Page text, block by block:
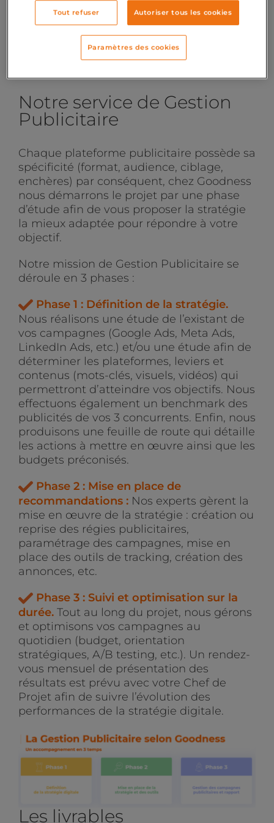
PRENEZ RENDEZ-VOUS AVEC UN EXPERT
Notre service de Gestion
Publicitaire
Chaque plateforme publicitaire possède sa
spécificité (format, audience, ciblage,
enchères) par conséquent, chez Goodness
nous démarrons le projet par une phase
d’étude afin de vous proposer la stratégie
la mieux adaptée pour répondre à votre
objectif.
Notre mission de Gestion Publicitaire se
déroule en 3 phases :
Phase 1 : Définition de la stratégie.
Nous réalisons une étude de l’existant de
vos campagnes (Google Ads, Meta Ads,
LinkedIn Ads, etc.) et/ou une étude afin de
déterminer les plateformes, leviers et
contenus (mots-clés, visuels, vidéos) qui
permettront d’atteindre vos objectifs. Nous
effectuons également un benchmark des
publicités de vos 3 concurrents. Enfin, nous
produisons une feuille de route qui détaille
les actions à mettre en œuvre ainsi que les
budgets préconisés.
Phase 2 : Mise en place de
recommandations : Nos experts gèrent la
mise en œuvre de la stratégie : création ou
reprise des régies publicitaires,
paramétrage des campagnes, mise en
place des outils de tracking, création des
annonces, etc.
Phase 3 : Suivi et optimisation sur la
durée. Tout au long du projet, nous gérons
et optimisons vos campagnes au
quotidien (budget, orientation
stratégiques, A/B testing, etc.). Un rendez-
vous mensuel de présentation des
résultats est prévu avec votre Chef de
Projet afin de suivre l’évolution des
performances de la stratégie digitale.
Les livrables
Tout refuser Autoriser tous les cookies
Paramètres des cookies